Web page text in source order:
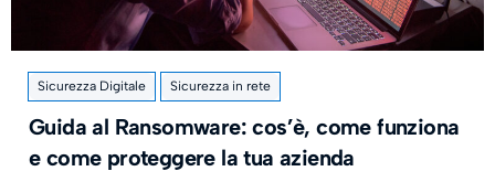
Sicurezza Digitale Sicurezza in rete
Guida al Ransomware: cos’è, come funziona
e come proteggere la tua azienda